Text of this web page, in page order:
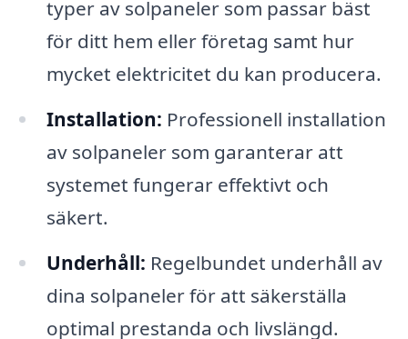
typer av solpaneler som passar bäst
för ditt hem eller företag samt hur
mycket elektricitet du kan producera.
Installation: Professionell installation
av solpaneler som garanterar att
systemet fungerar effektivt och
säkert.
Underhåll: Regelbundet underhåll av
dina solpaneler för att säkerställa
optimal prestanda och livslängd.